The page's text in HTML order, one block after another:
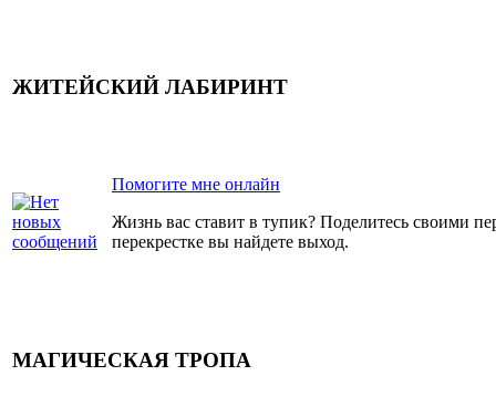
ЖИТЕЙСКИЙ ЛАБИРИНТ
Помогите мне онлайн
Жизнь вас ставит в тупик? Поделитесь своими
перекрестке вы найдете выход.
МАГИЧЕСКАЯ ТРОПА